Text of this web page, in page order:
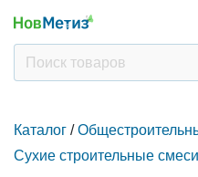
Каталог /
Сухие строительные смеси